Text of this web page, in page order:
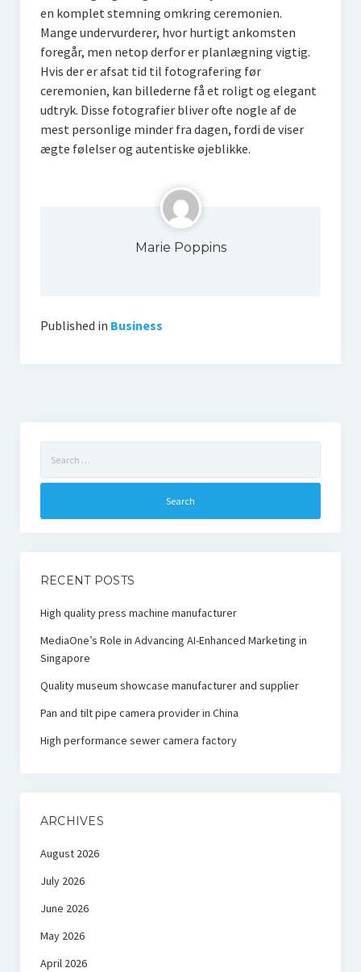
en komplet stemning omkring ceremonien.
Mange undervurderer, hvor hurtigt ankomsten
foregår, men netop derfor er planlægning vigtig.
Hvis der er afsat tid til fotografering før
ceremonien, kan billederne få et roligt og elegant
udtryk. Disse fotografier bliver ofte nogle af de
mest personlige minder fra dagen, fordi de viser
ægte følelser og autentiske øjeblikke.
Marie Poppins
Published in Business
for:
RECENT POSTS
High quality press machine manufacturer
MediaOne’s Role in Advancing AI-Enhanced Marketing in
Singapore
Quality museum showcase manufacturer and supplier
Pan and tilt pipe camera provider in China
High performance sewer camera factory
ARCHIVES
August 2026
July 2026
June 2026
May 2026
April 2026